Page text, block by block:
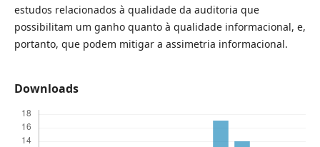
estudos relacionados à qualidade da auditoria que
possibilitam um ganho quanto à qualidade informacional, e,
portanto, que podem mitigar a assimetria informacional.
Downloads